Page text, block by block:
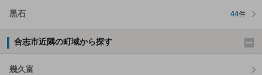
黒石 44件
合志市近隣の町域から探す
幾久富